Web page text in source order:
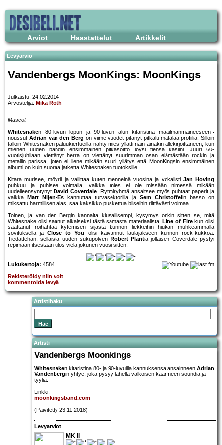
Arviot Haastattelut Artikkelit
Levyarvio
Vandenbergs MoonKings: MoonKings
Julkaistu: 24.02.2014
Arvostelija: Mika Roth
Mascot
Whitesnaken 80-luvun lopun ja 90-luvun alun kitaristina maailmanmaineeseen
noussut Adrian van den Berg on viime vuodet pitänyt pitkälti matalaa profiilia. Silloin
tällöin Whitesnaken paluukiertueilla nähty mies yllätti näin ainakin allekirjoittaneen, kun
miehen uuden bändin ensimmäinen pitkäsoitto löysi tiensä käsiini. Juuri 60-
vuotisjuhliaan viettänyt herra on viettänyt suurimman osan elämästään rockin ja
metallin parissa, joten ei liene mikään suuri yllätys että MoonKingsin ensimmäinen
albumi on kuin suoraa jatketta Whitesnaken tuotoksille.
Kitara murisee, möyrii ja vallittaa kuten menneinä vuosina ja vokalisti Jan Hoving
puhkuu ja puhisee voimalla, vaikka mies ei ole missään nimessä mikään
uudelleensyntynyt David Coverdale. Rytmiryhmä ansaitsee myös puhtaat paperit ja
vaikka
Mart Nijen-Es kannuttaa turvasektorilla ja Sem Christoffel in basso on
miksattu harmillisen alas, saa kaksikko puskettua biiseihin riittävästi voimaa.
Toinen, ja van den Bergin kannalta kiusallisempi, kysymys onkin sitten se, mitä
Whitesnake olisi saanut aikaiseksi tästä samasta materiaalista. Line of Firekun olisi
saattanut roihahtaa kytemisen sijasta kunnon liekkeihin hiukan muhkeammalla
sovituksella jaClose to You
olisi kaivannut laulajakseen kunnon rock-kukkoa.
Tiedättehän, sellaista uuden sukupolven
Robert Plantia jollaisen Coverdale pystyi
repimään itsestään ulos vielä jokunen vuosi sitten.
Lukukertoja: 4584
Rekisteröidy niin voit
kommentoida levyä
Artistihaku
Artisti
Vandenbergs Moonkings
Whitesnaken kitaristina 80- ja 90-luvuilla kannuksensa ansainneen Adrian
Vandenbergin yhtye, joka pysyy lähellä valkoisen käärmeen soundia ja
tyyliä.
Linkki:
moonkingsband.com
(Päivitetty 23.11.2018)
Levyarviot
MK II